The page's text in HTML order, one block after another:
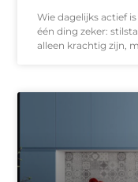
Wie dagelijks actief
één ding zeker:
alleen krachtig zijn,